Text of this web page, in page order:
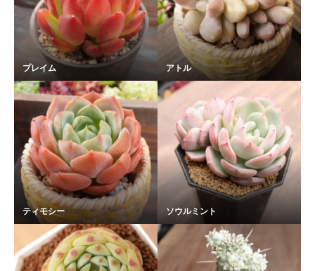
プレイム アトル
ティモシー ソウルミント